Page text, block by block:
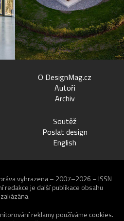
O DesignMag.cz
Autoři
Archiv
Soutěž
Poslat design
English
vyhrazena – 2007–2026 – ISSN
redakce je další publikace obsahu
zakázána.
reklamy používáme cookies.